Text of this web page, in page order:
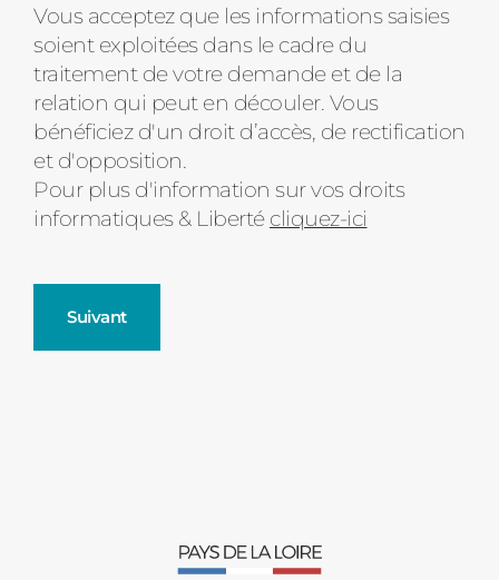
Message
d'état
Vous acceptez que les informations saisies
soient exploitées dans le cadre du
traitement de votre demande et de la
relation qui peut en découler. Vous
bénéficiez d'un droit d’accès, de rectification
et d'opposition.
Pour plus d'information sur vos droits
informatiques & Liberté cliquez-ici
Suivant
Verrière intérieures